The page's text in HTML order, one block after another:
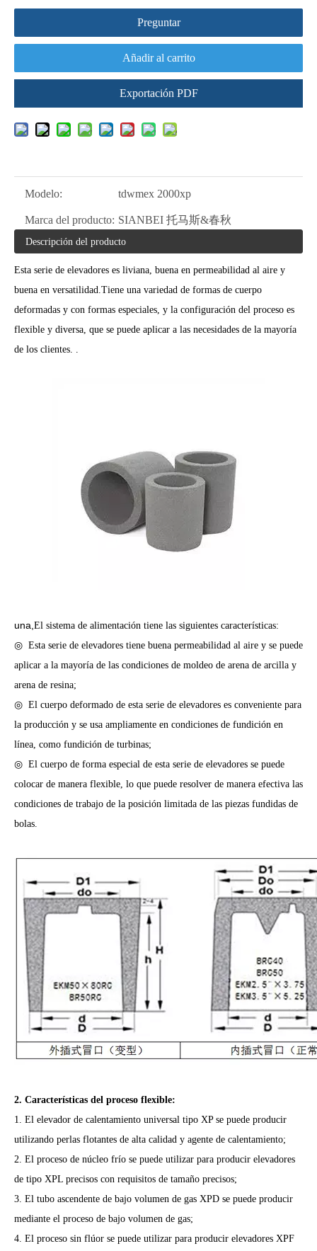
Preguntar
Añadir al carrito
Exportación PDF
Modelo: tdwmex 2000xp
Marca del producto: SIANBEI 托马斯&春秋
Descripción del producto
Esta serie de elevadores es liviana, buena en permeabilidad al aire y
buena en versatilidad.Tiene una variedad de formas de cuerpo
deformadas y con formas especiales, y la configuración del proceso es
flexible y diversa, que se puede aplicar a las necesidades de la mayoría
de los clientes. .
una, El sistema de alimentación tiene las siguientes características:
◎ Esta serie de elevadores tiene buena permeabilidad al aire y se puede
aplicar a la mayoría de las condiciones de moldeo de arena de arcilla y
arena de resina;
◎ El cuerpo deformado de esta serie de elevadores es conveniente para
la producción y se usa ampliamente en condiciones de fundición en
línea, como fundición de turbinas;
◎ El cuerpo de forma especial de esta serie de elevadores se puede
colocar de manera flexible, lo que puede resolver de manera efectiva las
condiciones de trabajo de la posición limitada de las piezas fundidas de
bolas.
2. Características del proceso flexible:
1. El elevador de calentamiento universal tipo XP se puede producir
utilizando perlas flotantes de alta calidad y agente de calentamiento;
2. El proceso de núcleo frío se puede utilizar para producir elevadores
de tipo XPL precisos con requisitos de tamaño precisos;
3. El tubo ascendente de bajo volumen de gas XPD se puede producir
mediante el proceso de bajo volumen de gas;
4. El proceso sin flúor se puede utilizar para producir elevadores XPF